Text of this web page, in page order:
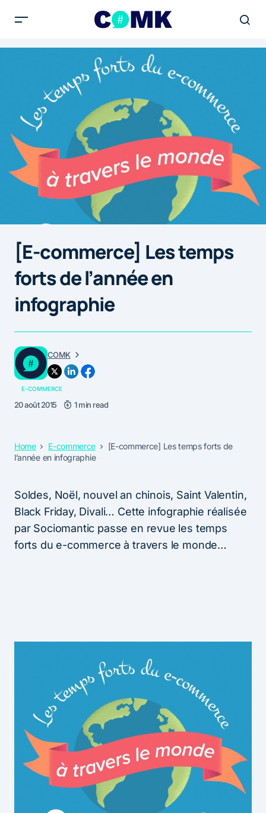
[E-commerce] Les temps
forts de l’année en
infographie
COMK
E-COMMERCE
20 août 2015 1 min read
Home E-commerce
[E-commerce] Les temps forts de
l’année en infographie
Soldes, Noël, nouvel an chinois, Saint Valentin,
Black Friday, Divali… Cette infographie réalisée
par Sociomantic passe en revue les temps
forts du e-commerce à travers le monde…